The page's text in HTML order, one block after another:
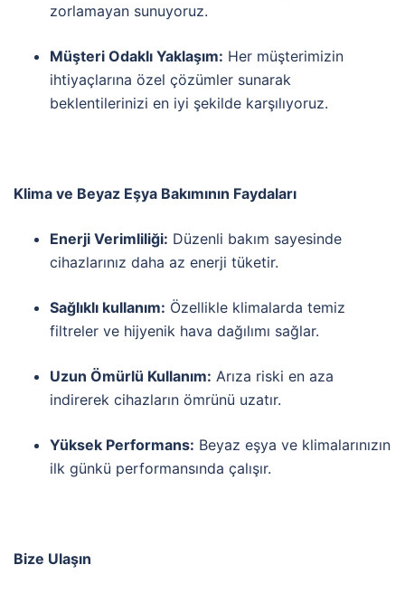
zorlamayan sunuyoruz.
Müşteri Odaklı Yaklaşım: Her müşterimizin
ihtiyaçlarına özel çözümler sunarak
beklentilerinizi en iyi şekilde karşılıyoruz.
Klima ve Beyaz Eşya Bakımının Faydaları
Enerji Verimliliği: Düzenli bakım sayesinde
cihazlarınız daha az enerji tüketir.
Sağlıklı kullanım: Özellikle klimalarda temiz
filtreler ve hijyenik hava dağılımı sağlar.
Uzun Ömürlü Kullanım: Arıza riski en aza
indirerek cihazların ömrünü uzatır.
Yüksek Performans: Beyaz eşya ve klimalarınızın
ilk günkü performansında çalışır.
Bize Ulaşın